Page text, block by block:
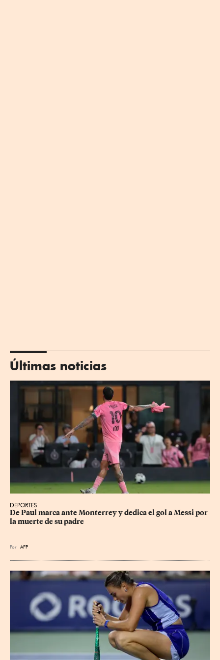
Últimas noticias
DEPORTES
De Paul marca ante Monterrey y dedica el gol a Messi por
la muerte de su padre
Por AFP